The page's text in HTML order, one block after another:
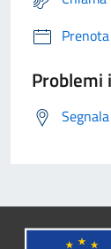
Problemi